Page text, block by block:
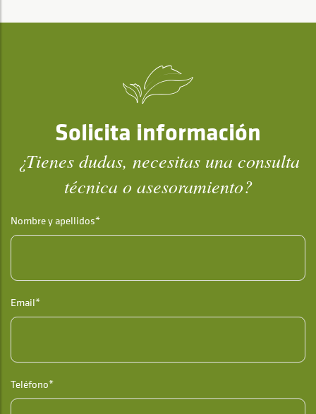
Solicita información
¿Tienes dudas, necesitas una consulta
técnica o asesoramiento?
Nombre y apellidos*
Email*
Teléfono*